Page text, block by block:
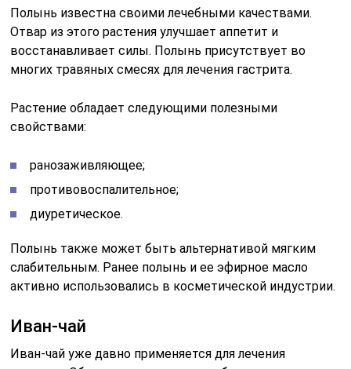
Полынь известна своими лечебными качествами.
Отвар из этого растения улучшает аппетит и
восстанавливает силы. Полынь присутствует во
многих травяных смесях для лечения гастрита.
Растение обладает следующими полезными
свойствами:
ранозаживляющее;
противовоспалительное;
диуретическое.
Полынь также может быть альтернативой мягким
слабительным. Ранее полынь и ее эфирное масло
активно использовались в косметической индустрии.
Иван-чай
Иван-чай уже давно применяется для лечения